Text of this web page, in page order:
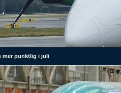
mer punktlig i juli